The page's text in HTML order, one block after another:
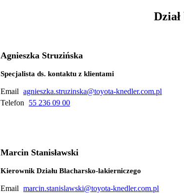
Agnieszka Struzińska
Specjalista ds. kontaktu z klientami
Email agnieszka.struzinska@toyota-knedler.com.pl
Telefon
55 236 09 00
Marcin Stanisławski
Kierownik Działu Blacharsko-lakierniczego
Email marcin.stanislawski@toyota-knedler.com.pl